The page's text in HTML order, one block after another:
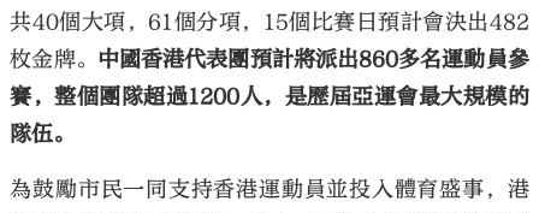
共40個大項，61個分項，15個比賽日預計會決出482
枚金牌。 中國香港代表團預計將派出860多名運動員參
賽，整個團隊超過1200人，是歷屆亞運會最大規模的
隊伍。
為鼓勵市民一同支持香港運動員並投入體育盛事，港